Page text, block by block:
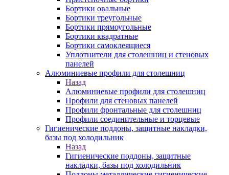
Бортики овальные
Бортики треугольные
Бортики прямоугольные
Бортики квадратные
Бортики самоклеящиеся
Уплотнители для столешниц и стеновых
панелей
Алюминиевые профили для столешниц
Назад
Алюминиевые профили для столешниц
Профили для стеновых панелей
Профили фронтальные для столешниц
Профили соединительные и торцевые
Гигиенические поддоны, защитные накладки,
базы под холодильник
Назад
Гигиенические поддоны, защитные
накладки, базы под холодильник